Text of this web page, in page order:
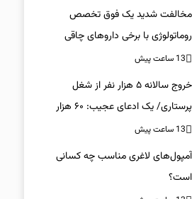
مخالفت شدید یک فوق تخصص
روماتولوژی با برخی داروهای چاقی
13 ساعت پیش
خروج سالانه ۵ هزار نفر از شغل
پرستاری/ یک ادعای عجیب: ۶۰ هزار
پرستار خانه‌نشین شدند؟
13 ساعت پیش
آمپول‌های لاغری مناسب چه کسانی
است؟